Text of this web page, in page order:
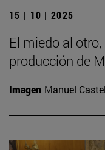
15 | 10 | 2025
El miedo al
producción de
Imagen Manuel